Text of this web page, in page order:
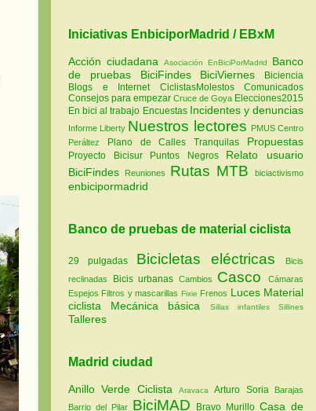
Iniciativas EnbiciporMadrid / EBxM
Acción ciudadana Asociación EnBiciPorMadrid
Banco
de pruebas
BiciFindes BiciViernes
Biciencia
Blogs e Internet
CiclistasMolestos
Comunicados
Consejos para empezar Cruce de Goya Elecciones2015
En bici al trabajo Encuestas Incidentes y denuncias
Informe Liberty Nuestros lectores
PMUS Centro
Peráltez
Plano de Calles Tranquilas Propuestas
Proyecto Bicisur Puntos Negros
Relato usuario
BiciFindes
Reuniones Rutas MTB biciactivismo
enbicipormadrid
Banco de pruebas de material ciclista
29 pulgadas Bicicletas eléctricas
Bicis
reclinadas
Bicis urbanas Cambios Casco
Cámaras
Espejos Filtros y mascarillas Fixie Frenos Luces Material
ciclista
Mecánica básica Sillas infantiles Sillines
Talleres
Madrid ciudad
Anillo Verde Ciclista AravacaArturo Soria
Barajas
Barrio del Pilar BiciMAD Bravo MurilloCasa de